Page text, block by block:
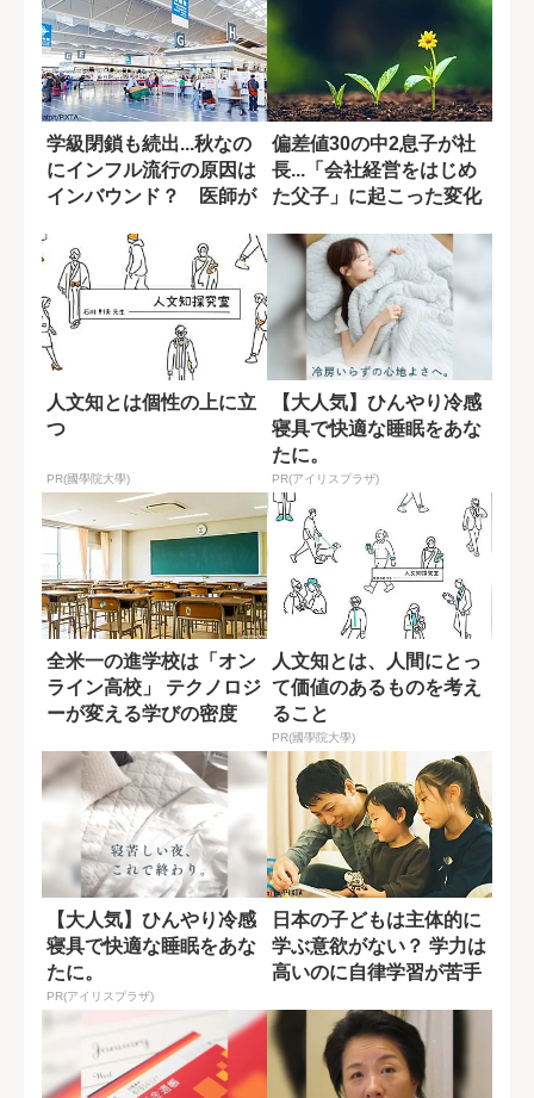
学級閉鎖も続出...秋なの
にインフル流行の原因は
インバウンド？ 医師が
偏差値30の中2息子が社
長...「会社経営をはじめ
た父子」に起こった変化
人文知とは個性の上に立
つ
PR(國學院大學)
【大人気】ひんやり冷感
寝具で快適な睡眠をあな
たに。
PR(アイリスプラザ)
全米一の進学校は「オン
ライン高校」 テクノロジ
ーが変える学びの密度
人文知とは、人間にとっ
て価値のあるものを考え
ること
PR(國學院大學)
【大人気】ひんやり冷感
寝具で快適な睡眠をあな
たに。
PR(アイリスプラザ)
日本の子どもは主体的に
学ぶ意欲がない？ 学力は
高いのに自律学習が苦手